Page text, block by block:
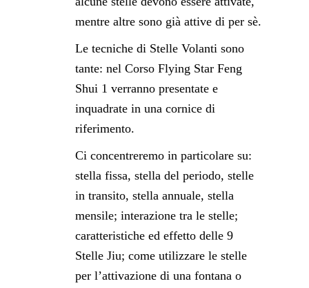
mentre altre sono già attive di per sè.
Le tecniche di Stelle Volanti sono
tante: nel Corso Flying Star Feng
Shui 1 verranno presentate e
inquadrate in una cornice di
riferimento.
Ci concentreremo in particolare su:
stella fissa, stella del periodo, stelle
in transito, stella annuale, stella
mensile; interazione tra le stelle;
caratteristiche ed effetto delle 9
Stelle Jiu; come utilizzare le stelle
per l’attivazione di una fontana o